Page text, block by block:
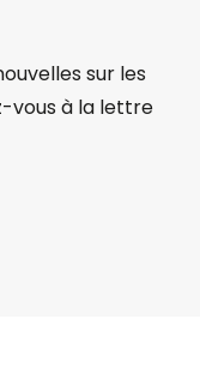
sur les
vous à la lettre